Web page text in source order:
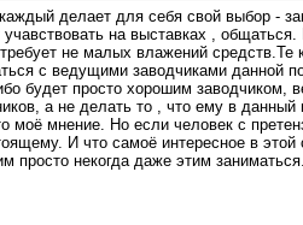
делает для себя свой выбор -
на выставках ,
не малых влажений средств.Те
с ведущими заводчиками данной
будет просто хорошим заводчиком,
а не делать то , что ему в
моё мнение. Но если человек с
И что самоё интересное в
некогда даже этим